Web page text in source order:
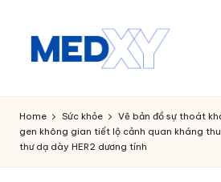
M
e
d
x
Home Sức khỏe
Vẽ bản đồ sự thoát
gen không gian tiết lộ cảnh quan kháng
thư dạ dày HER2 dương tính